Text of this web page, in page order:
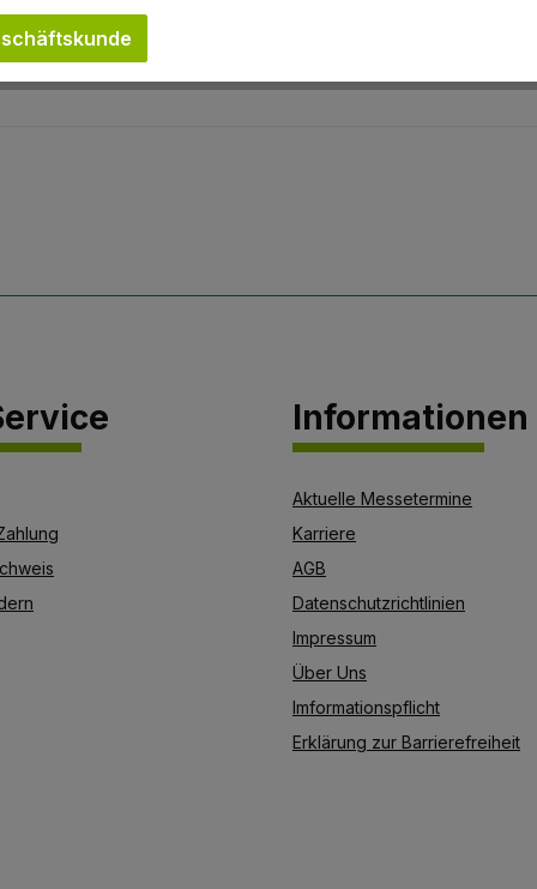
Informationen
Aktuelle Messetermine
Karriere
AGB
Datenschutzrichtlinien
Impressum
Über Uns
Imformationspflicht
Erklärung zur Barrierefreiheit